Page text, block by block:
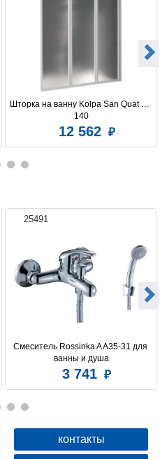
Шторка на ванну Kolpa San Quat TP
140
12 562
25491
Смеситель Rossinka A A35-31 для
ванны и душа
3 741
контакты